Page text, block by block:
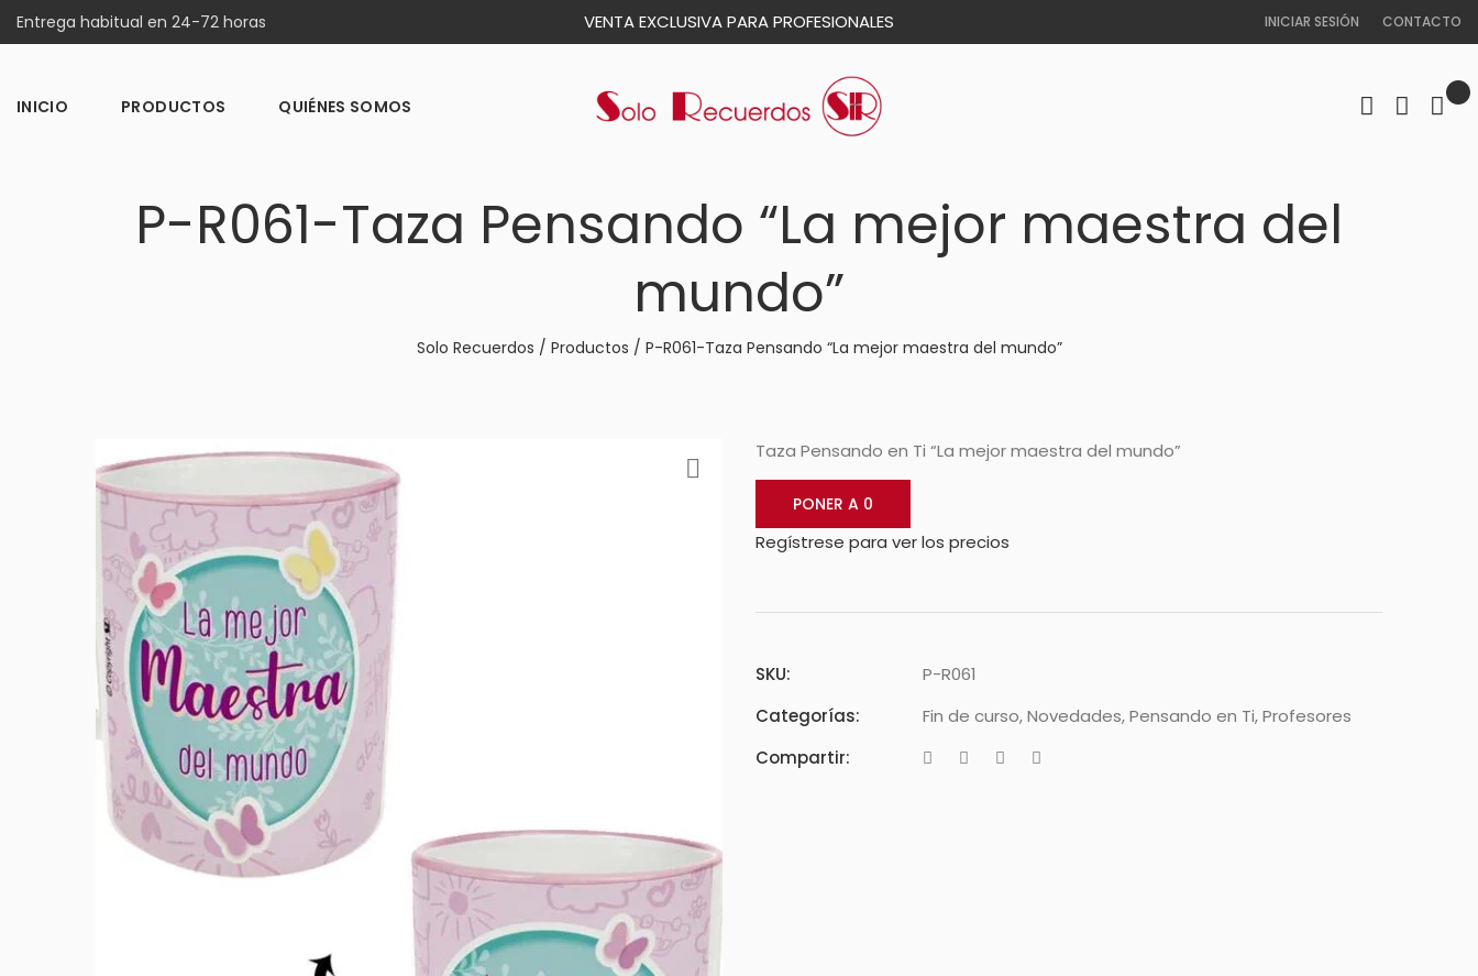
Entrega habitual en 24-72 horas VENTA EXCLUSIVA PARA PROFESIONALES INICIAR SESIÓN CONTACTO
INICIO PRODUCTOS QUIÉNES SOMOS
P-R061-Taza Pensando “La mejor maestra del
mundo”
Solo Recuerdos / Productos / P-R061-Taza Pensando “La mejor maestra del mundo”
Taza Pensando en Ti “La mejor maestra del mundo”
PONER A 0
Regístrese para ver los precios
SKU:
P-R061
Categorías:
Fin de curso,Novedades,Pensando en Ti,Profesores
Compartir: